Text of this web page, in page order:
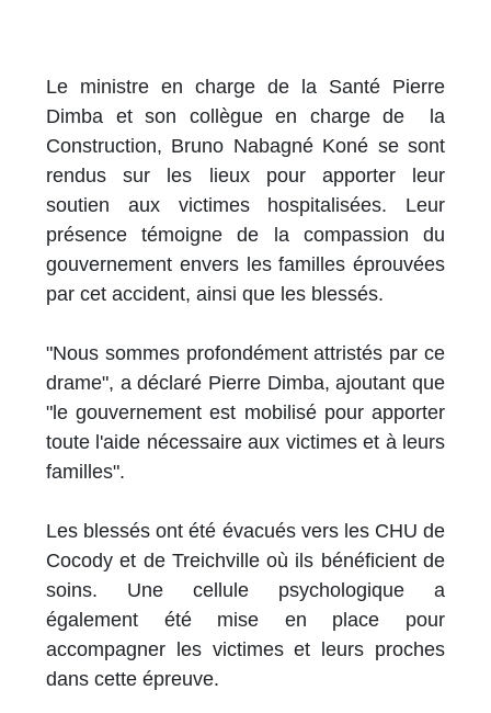
Le ministre en charge de la Santé Pierre
Dimba et son collègue en charge de la
Construction, Bruno Nabagné Koné se sont
rendus sur les lieux pour apporter leur
soutien aux victimes hospitalisées. Leur
présence témoigne de la compassion du
gouvernement envers les familles éprouvées
par cet accident, ainsi que les blessés.
"Nous sommes profondément attristés par ce
drame", a déclaré Pierre Dimba, ajoutant que
"le gouvernement est mobilisé pour apporter
toute l'aide nécessaire aux victimes et à leurs
familles".
Les blessés ont été évacués vers les CHU de
Cocody et de Treichville où ils bénéficient de
soins. Une cellule psychologique a
également été mise en place pour
accompagner les victimes et leurs proches
dans cette épreuve.